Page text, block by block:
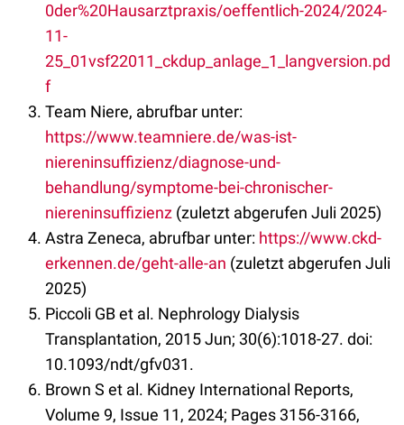
0der%20Hausarztpraxis/oeffentlich-2024/2024-
11-
25_01vsf22011_ckdup_anlage_1_langversion.pd
f
Team Niere, abrufbar unter:
https://www.teamniere.de/was-ist-
niereninsuffizienz/diagnose-und-
behandlung/symptome-bei-chronischer-
niereninsuffizienz (zuletzt abgerufen Juli 2025)
Astra Zeneca, abrufbar unter: https://www.ckd-
erkennen.de/geht-alle-an (zuletzt abgerufen Juli
2025)
Piccoli GB et al. Nephrology Dialysis
Transplantation, 2015 Jun; 30(6):1018-27. doi:
10.1093/ndt/gfv031.
Brown S et al. Kidney International Reports,
Volume 9, Issue 11, 2024; Pages 3156-3166,